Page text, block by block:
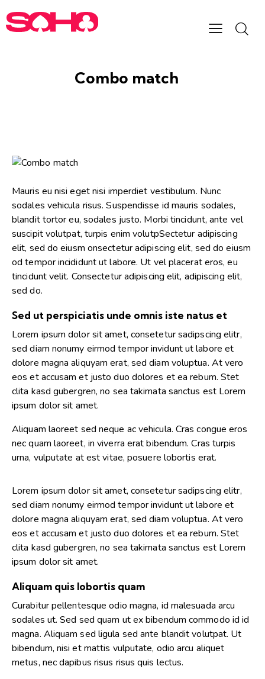
Combo match
Mauris eu nisi eget nisi imperdiet vestibulum. Nunc
sodales vehicula risus. Suspendisse id mauris sodales,
blandit tortor eu, sodales justo. Morbi tincidunt, ante vel
suscipit volutpat, turpis enim volutpSectetur adipiscing
elit, sed do eiusm onsectetur adipiscing elit, sed do eiusm
od tempor incididunt ut labore. Ut vel placerat eros, eu
tincidunt velit. Consectetur adipiscing elit, adipiscing elit,
sed do.
Sed ut perspiciatis unde omnis iste natus et
Lorem ipsum dolor sit amet, consetetur sadipscing elitr,
sed diam nonumy eirmod tempor invidunt ut labore et
dolore magna aliquyam erat, sed diam voluptua. At vero
eos et accusam et justo duo dolores et ea rebum. Stet
clita kasd gubergren, no sea takimata sanctus est Lorem
ipsum dolor sit amet.
Aliquam laoreet sed neque ac vehicula. Cras congue eros
nec quam laoreet, in viverra erat bibendum. Cras turpis
urna, vulputate at est vitae, posuere lobortis erat.
Lorem ipsum dolor sit amet, consetetur sadipscing elitr,
sed diam nonumy eirmod tempor invidunt ut labore et
dolore magna aliquyam erat, sed diam voluptua. At vero
eos et accusam et justo duo dolores et ea rebum. Stet
clita kasd gubergren, no sea takimata sanctus est Lorem
ipsum dolor sit amet.
Aliquam quis lobortis quam
Curabitur pellentesque odio magna, id malesuada arcu
sodales ut. Sed sed quam ut ex bibendum commodo id id
magna. Aliquam sed ligula sed ante blandit volutpat. Ut
bibendum, nisi et mattis vulputate, odio arcu aliquet
metus, nec dapibus risus risus quis lectus.